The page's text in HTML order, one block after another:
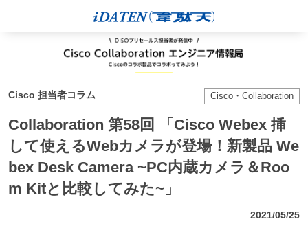
Cisco 担当者コラム Cisco・Collaboration
Collaboration 第58回 「Cisco Webex 挿
して使えるWebカメラが登場！新製品 We
bex Desk Camera ~PC内蔵カメラ＆Roo
m Kitと比較してみた~」
2021/05/25